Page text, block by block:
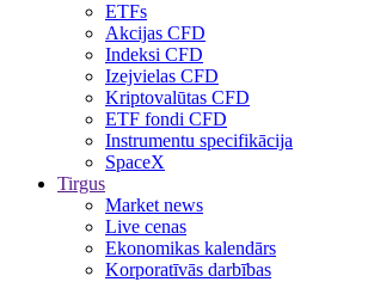
ETFs
Akcijas CFD
Indeksi CFD
Izejvielas CFD
Kriptovalūtas CFD
ETF fondi CFD
Instrumentu specifikācija
SpaceX
Tirgus
Market news
Live cenas
Ekonomikas kalendārs
Korporatīvās darbības